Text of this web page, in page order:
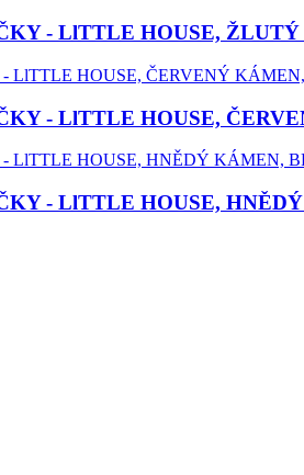
- LlTTLE HOUSE,
- LlTTLE HOUSE,
- LlTTLE HOUSE,